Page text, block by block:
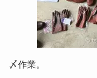
〆作業。